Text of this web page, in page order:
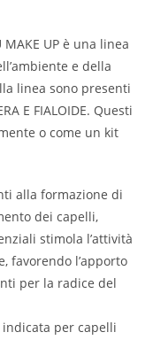
MAKE UP è una linea
e della
linea sono presenti
E FIALOIDE. Questi
o come un kit
alla formazione di
dei capelli,
stimola l’attività
favorendo l’apporto
per la radice del
per capelli